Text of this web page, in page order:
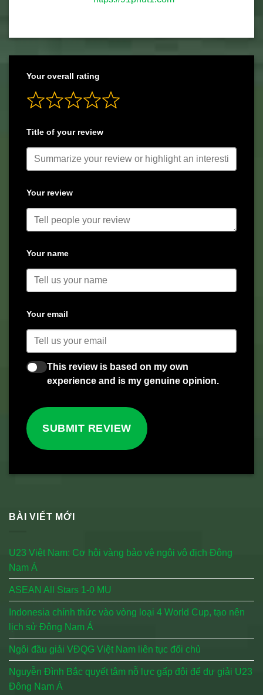
Your overall rating
Title of your review
Your review
Your name
Your email
This review is based on my own
experience and is my genuine opinion.
SUBMIT REVIEW
BÀI VIẾT MỚI
U23 Việt Nam: Cơ hội vàng bảo vệ ngôi vô địch Đông
Nam Á
ASEAN All Stars 1-0 MU
Indonesia chính thức vào vòng loại 4 World Cup, tạo nên
lịch sử Đông Nam Á
Ngôi đầu giải VĐQG Việt Nam liên tục đổi chủ
Nguyễn Đình Bắc quyết tâm nỗ lực gấp đôi để dự giải U23
Đông Nam Á